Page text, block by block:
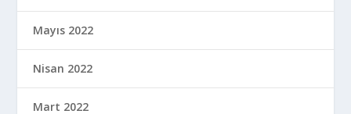
Mayıs 2022
Nisan 2022
Mart 2022